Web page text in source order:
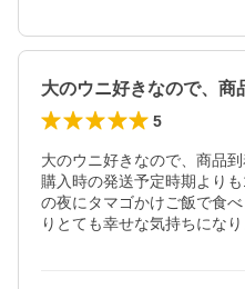
5
大のウニ好きなので、商品
購入時の発送予定時期より
の夜にタマゴかけご飯で食
りとても幸せな気持ちになり